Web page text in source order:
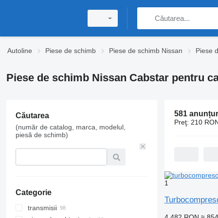
Autoline Piese de schimb Piese de schimb Nissan Piese
Piese de schimb Nissan Cabstar pentru
Căutarea
(număr de catalog, marca, modelul,
piesă de schimb)
Categorie
transmisii
581
Preţ: 210
1